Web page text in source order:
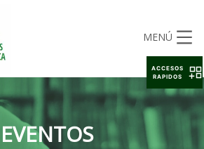
MENÚ
EVENTOS
ACCESOS
RAPIDOS